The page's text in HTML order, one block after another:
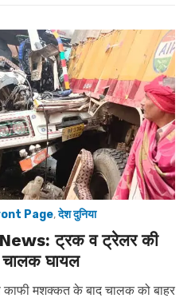
Page,देश दुनिया
ट्रक व ट्रेलर की
घायल
काफी मशक्कत के बाद चालक को बाहर